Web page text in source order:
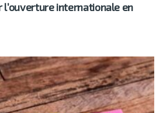
internationale en